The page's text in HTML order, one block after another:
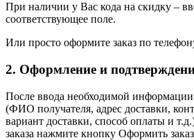
При наличии у Вас кода на скидку –
соответствующее поле.
Или просто оформите заказ по
2. Оформление и
После ввода необходимой информации
(ФИО получателя, адрес доставки,
вариант доставки, способ оплаты и
заказа нажмите кнопку Оформить